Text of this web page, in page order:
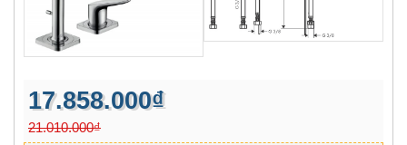
17.858.000₫
21.010.000₫